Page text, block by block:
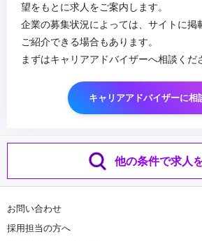
望をもとに求人をご案内します。
企業の募集状況によっては、サイトに掲
ご紹介できる場合もあります。
まずはキャリアアドバイザーへ相談くだ
キャリアアドバイザーに相
他の条件で求人
お問い合わせ
採用担当の方へ